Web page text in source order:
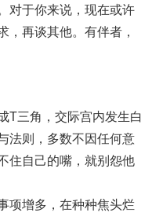
对于你来说，现在或许
，再谈其他。有伴者，
三角，交际宫内发生白
法则，多数不因任何意
住自己的嘴，就别怨他
增多，在种种焦头烂